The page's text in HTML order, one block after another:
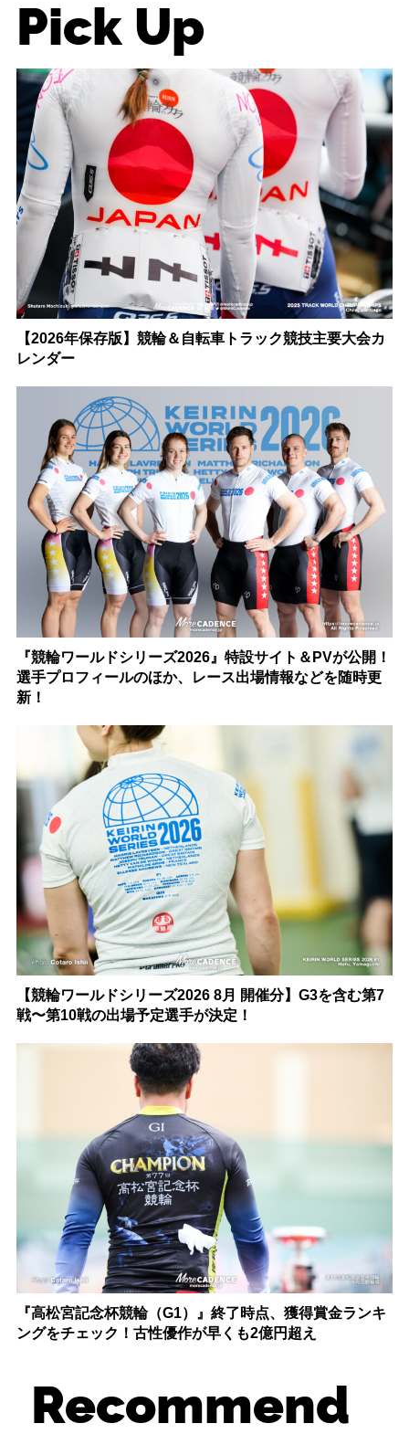
Pick Up
【2026年保存版】競輪＆自転車トラック競技主要大会カ
レンダー
『競輪ワールドシリーズ2026』特設サイト＆PVが公開！
選手プロフィールのほか、レース出場情報などを随時更
新！
【競輪ワールドシリーズ2026 8月 開催分】G3を含む第7
戦〜第10戦の出場予定選手が決定！
『高松宮記念杯競輪（G1）』終了時点、獲得賞金ランキ
ングをチェック！古性優作が早くも2億円超え
Recommend